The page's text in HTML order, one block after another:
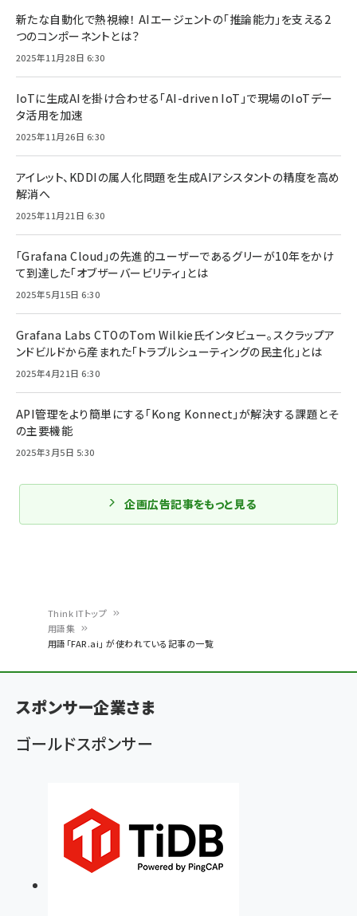
ン
く
ず
Think ITトップ
用語集
用語「FAR.ai」 が使われている記事の一覧
新たな自動化で熱視線！ AIエージェントの「推論能力」を支える2
つのコンポーネントとは？
2025年11月28日 6:30
IoTに生成AIを掛け合わせる「AI-driven IoT」で現場のIoTデー
タ活用を加速
2025年11月26日 6:30
アイレット、KDDIの属人化問題を生成AIアシスタントの精度を高め
解消へ
2025年11月21日 6:30
「Grafana Cloud」の先進的ユーザーであるグリーが10年をかけ
て到達した「オブザーバービリティ」とは
2025年5月15日 6:30
Grafana Labs CTOのTom Wilkie氏インタビュー。スクラップア
ンドビルドから産まれた「トラブルシューティングの民主化」とは
2025年4月21日 6:30
API管理をより簡単にする「Kong Konnect」が解決する課題とそ
の主要機能
2025年3月5日 5:30
企画広告記事をもっと見る
スポンサー企業さま
ゴールドスポンサー